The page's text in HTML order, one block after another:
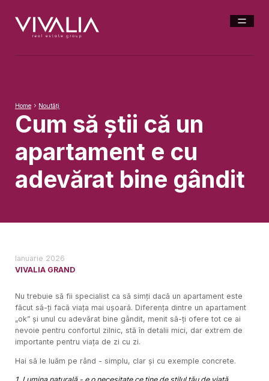
Home Noutăți
Cum să știi că un
apartament e cu
adevărat bine gândit
Ianuarie 2026
VIVALIA GRAND
Nu trebuie să fii specialist ca să simți dacă un apartament este
făcut să-ți facă viața mai ușoară. Diferența dintre un apartament
„ok” și unul cu adevărat bine gândit, menit să-ți ofere tot ce ai
nevoie pentru confortul zilnic, stă în detalii mici, dar extrem de
importante pentru viața de zi cu zi.
Hai să le luăm pe rând - simplu, clar și cu exemple concrete.